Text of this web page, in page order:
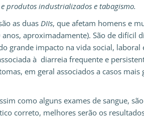
produtos industrializados e tabagismo.
as duas DIIs, que afetam homens e
aproximadamente). São de difícil
grande impacto na vida social, laboral
à diarreia frequente e
em geral associados a casos mais
como alguns exames de sangue,
correto, melhores serão os